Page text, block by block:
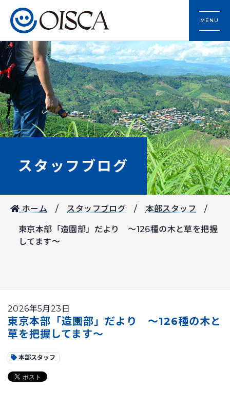
MENU
スタッフブログ
ホーム スタッフブログ 本部スタッフ
東京本部「造園部」だより ～126種の木と草を把握
してます～
2026年5月23日
東京本部「造園部」だより ～126種の木と
草を把握してます～
本部スタッフ